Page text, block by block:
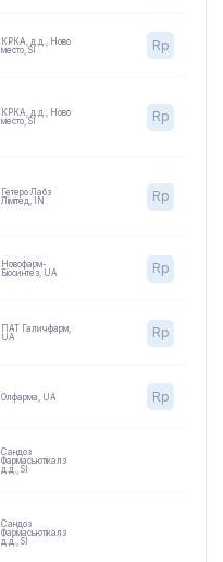
КРКА, д.д., Ново
место,SI Rp
КРКА, д.д., Ново
место,SI Rp
Гетеро Лабз
Лімітед, IN Rp
Новофарм-
Біосинтез, UA Rp
ПАТ Галичфарм,
UA
Rp
Олфарма UA Rp
Сандоз
Фармасьютікалз
д.д., SI
Сандоз
Фармасьютікалз
д.д., SI